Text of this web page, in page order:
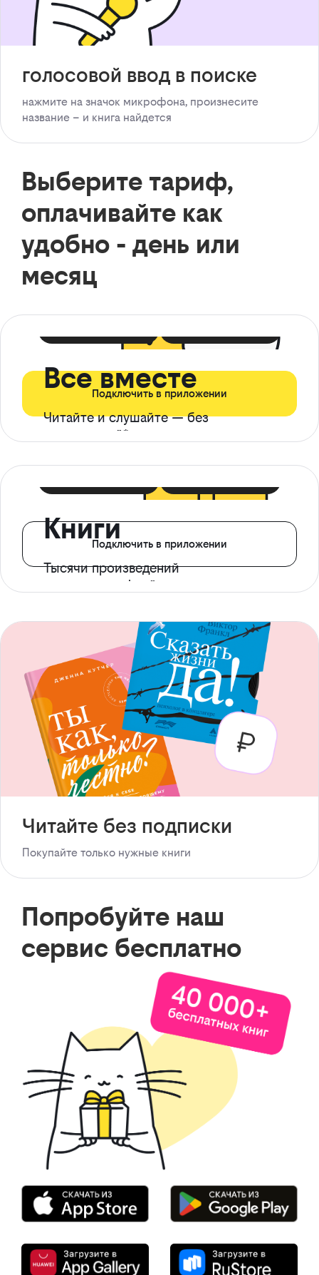
голосовой ввод в поиске
нажмите на значок микрофона, произнесите
название – и книга найдется
Выберите тариф,
оплачивайте как
удобно - день или
месяц
Все вместе
Читайте и слушайте — без
ограничений*
Подключить в приложении
Книги
Тысячи произведений
с доступом офлайн
Подключить в приложении
Читайте без подписки
Покупайте только нужные книги
Попробуйте наш
сервис бесплатно